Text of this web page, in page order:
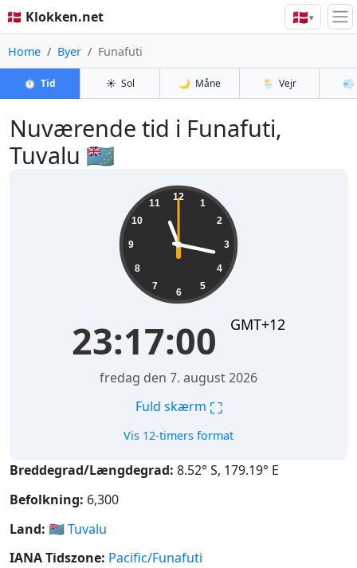
🇩🇰 Klokken.net 🇩🇰▾
Home Byer Funafuti
⏱️ Tid ☀️ Sol 🌙 Måne 🌦️ Vejr 💨
Nuværende tid i Funafuti,
Tuvalu 🇹🇻
12
1
2
3
4
5
6
7
8
9
10
11
23:17:00 GMT+12
fredag den 7. august 2026
Fuld skærm ⛶
Vis 12-timers format
Breddegrad/Længdegrad: 8.52° S, 179.19° E
Befolkning: 6,300
Land: 🇹🇻Tuvalu
IANA Tidszone: Pacific/Funafuti